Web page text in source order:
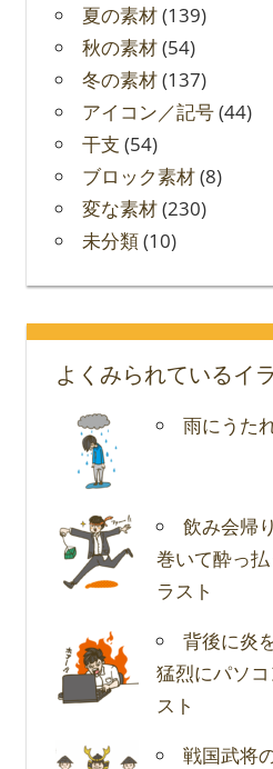
夏の素材(139)
秋の素材(54)
冬の素材(137)
アイコン／記号(44)
干支 (54)
ブロック素材(8)
変な素材(230)
未分類(10)
よくみられているイ
雨にうた
飲み会帰
巻いて酔っ
ラスト
背後に炎
猛烈にパソ
スト
戦国武将